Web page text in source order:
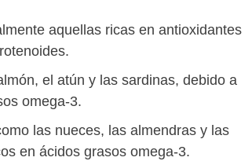
aquellas ricas en antioxidantes
el atún y las sardinas, debido a
omega-3.
las nueces, las almendras y las
en ácidos grasos omega-3.